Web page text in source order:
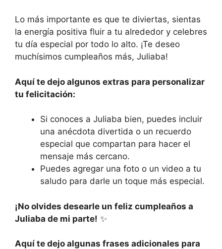
Lo más importante es que te diviertas, sientas
la energía positiva fluir a tu alrededor y celebres
tu día especial por todo lo alto. ¡Te deseo
muchísimos cumpleaños más, Juliaba!
Aquí te dejo algunos extras para personalizar
tu felicitación:
Si conoces a Juliaba bien, puedes incluir
una anécdota divertida o un recuerdo
especial que compartan para hacer el
mensaje más cercano.
Puedes agregar una foto o un video a tu
saludo para darle un toque más especial.
¡No olvides desearle un feliz cumpleaños a
Juliaba de mi parte! ✨
Aquí te dejo algunas frases adicionales para